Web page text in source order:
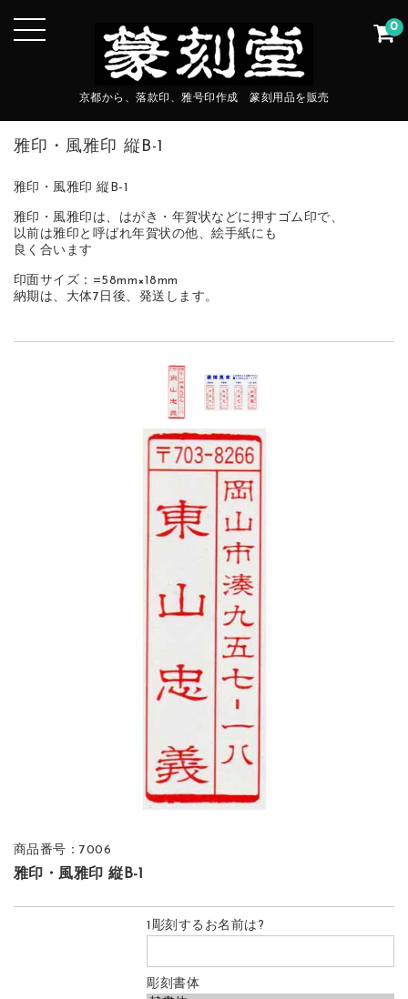
京都から、落款印、雅号印作成 篆刻用品を販売
0
雅印・風雅印 縦B-1
雅印・風雅印 縦B-1
雅印・風雅印は、はがき・年賀状などに押すゴム印で、
以前は雅印と呼ばれ年賀状の他、絵手紙にも
良く合います
印面サイズ：=58mm×18mm
納期は、大体7日後、発送します。
商品番号：7006
雅印・風雅印 縦B-1
1彫刻するお名前は?
彫刻書体